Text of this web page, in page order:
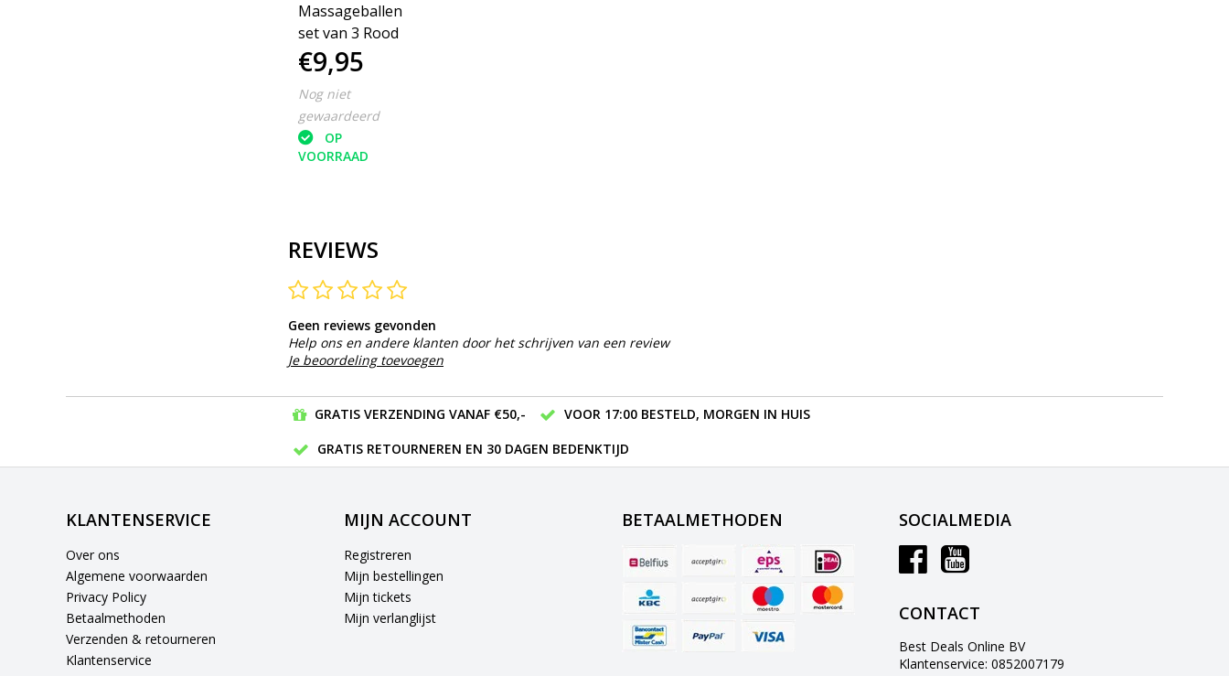
Massageballen
set van 3 Rood
€9,95
Nog niet
gewaardeerd
OP
VOORRAAD
REVIEWS
Geen reviews gevonden
Help ons en andere klanten door het schrijven van een review
Je beoordeling toevoegen
GRATIS VERZENDING VANAF €50,-
VOOR 17:00 BESTELD, MORGEN IN HUIS
GRATIS RETOURNEREN EN 30 DAGEN BEDENKTIJD
KLANTENSERVICE
Over ons
Algemene voorwaarden
Privacy Policy
Betaalmethoden
Verzenden & retourneren
Klantenservice
MIJN ACCOUNT
Registreren
Mijn bestellingen
Mijn tickets
Mijn verlanglijst
BETAALMETHODEN SOCIALMEDIA
CONTACT
Best Deals Online BV
Klantenservice: 0852007179